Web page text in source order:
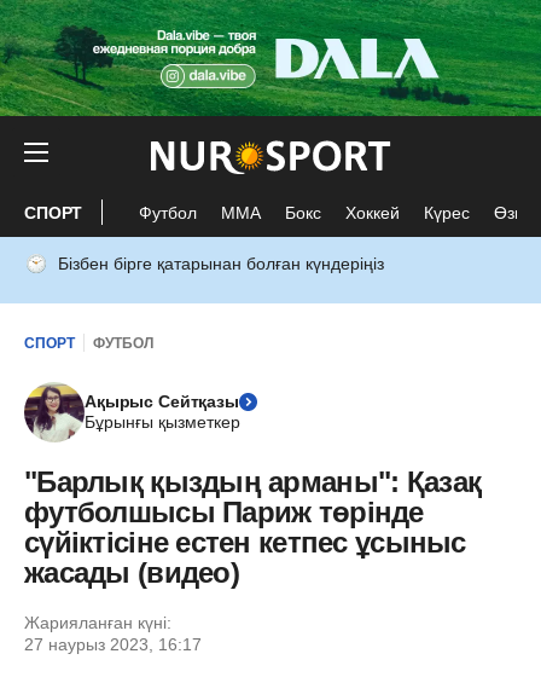
СПОРТ Футбол ММА Бокс Хоккей Күрес Өзге
Бізбен бірге қатарынан болған күндеріңіз
СПОРТ ФУТБОЛ
Ақырыс Сейтқазы
Бұрынғы қызметкер
"Барлық қыздың арманы": Қазақ
футболшысы Париж төрінде
сүйіктісіне естен кетпес ұсыныс
жасады (видео)
Жарияланған күні:
27 наурыз 2023, 16:17